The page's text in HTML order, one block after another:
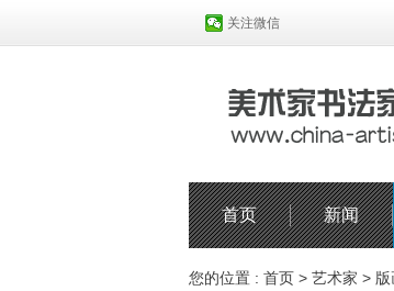
关注微信
首页 新闻
您的位置 : 首页 > 艺术家 >